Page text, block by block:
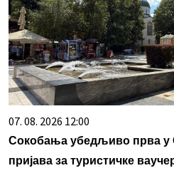
07. 08. 2026 12:00
Сокобања убедљиво прва у
пријава за туристичке